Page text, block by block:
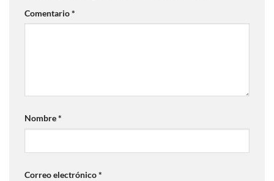
Comentario*
Nombre*
Correo electrónico*